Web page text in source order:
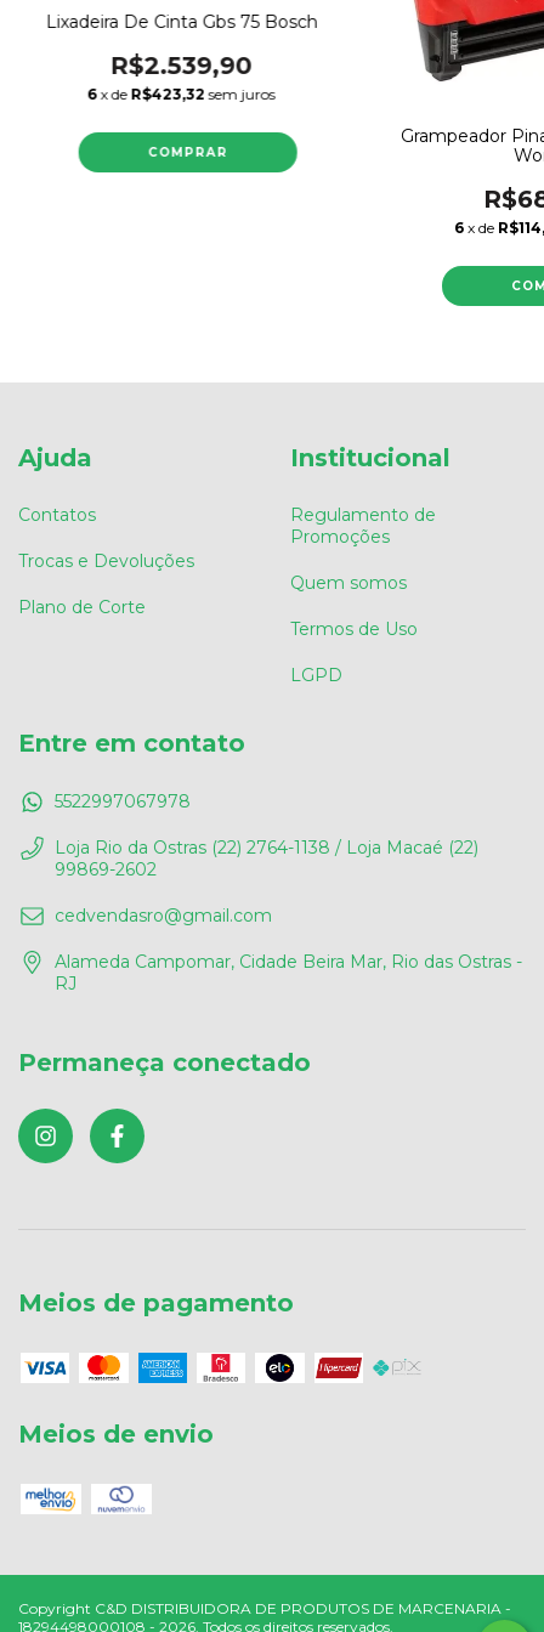
Lixadeira De Cinta Gbs 75 Bosch
R$2.539,90
6 x de R$423,32 sem juros
Grampeador
6 x de
Ajuda
Contatos
Trocas e Devoluções
Plano de Corte
Institucional
Regulamento de
Promoções
Quem somos
Termos de Uso
LGPD
Entre em contato
5522997067978
Loja Rio da Ostras (22) 2764-1138 / Loja Macaé (22)
99869-2602
cedvendasro@gmail.com
Alameda Campomar, Cidade Beira Mar, Rio das Ostras -
RJ
Permaneça conectado
Meios de pagamento
Meios de envio
Copyright C&D DISTRIBUIDORA DE PRODUTOS DE MARCENARIA -
18294498000108 - 2026. Todos os direitos reservados.